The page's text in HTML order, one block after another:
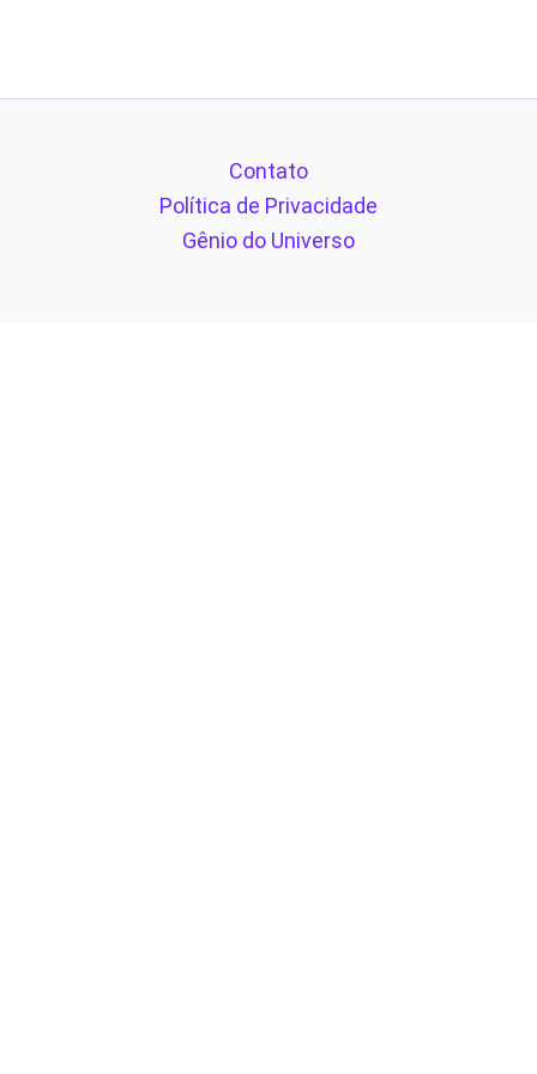
Contato
Política de Privacidade
Gênio do Universo